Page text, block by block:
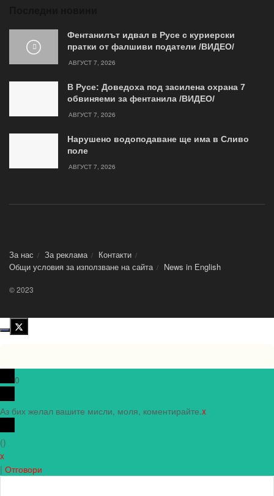
Фентанилът идвал в Русе с куриерски
пратки от фалшиви податели /ВИДЕО/
АВГУСТ 7, 2026
В Русе: Доведоха под засилена охрана 7
обвиняеми за фентанила /ВИДЕО/
АВГУСТ 7, 2026
Нарушено водоподаване ще има в Сливо
поле
АВГУСТ 7, 2026
За нас За реклама
Контакти
Общи условия за използване на сайта
News in Еnglish
© 2023
0
Аз бих желал вашите мисли, моля, коментирайте.x
()
x
| Отговори